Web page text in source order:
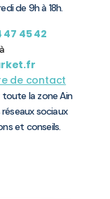
de 9h à 18h.
47 45 42
de contact
la zone Ain
réseaux sociaux
et conseils.